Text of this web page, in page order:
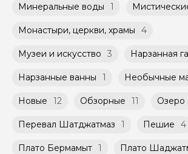
Минеральные воды 1
Монастыри, церкви, храмы 4
Музеи и искусство 3 Нарзанная
Нарзанные ванны 1 Необычные
Новые 12 Обзорные 11 Озеро
Перевал Шатджатмаз 1 Пешие 4
Плато Бермамыт 1 Плато